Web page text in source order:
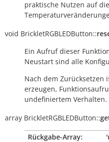
praktische Nutzen auf
void BrickletRGBLEDButton::
Ein Aufruf dieser
Neustart sind alle
Nach dem Zurücksetzen
erzeugen,
undefiniertem Verhalten.
array BrickletRGBLEDButton::
Rückgabe-Array: